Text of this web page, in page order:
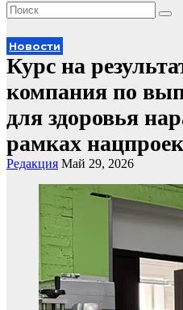
Новости
Курс на
компания по
для здоровья
рамках
Редакция Май 29, 2026